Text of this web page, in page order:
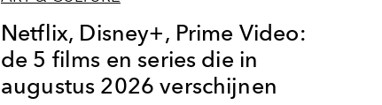
Netflix, Disney+, Prime Video:
de 5 films en series die in
augustus 2026 verschijnen